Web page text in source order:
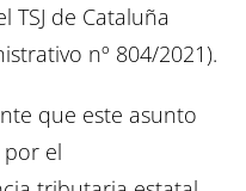
de Cataluña
nº 804/2021).
que este asunto
por el